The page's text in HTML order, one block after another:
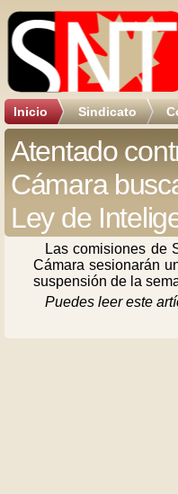
Inicio Sindicato
Atentado
Cámara
Ley de
Las comisiones de
Cámara sesionarán
suspensión de la
Puedes leer este